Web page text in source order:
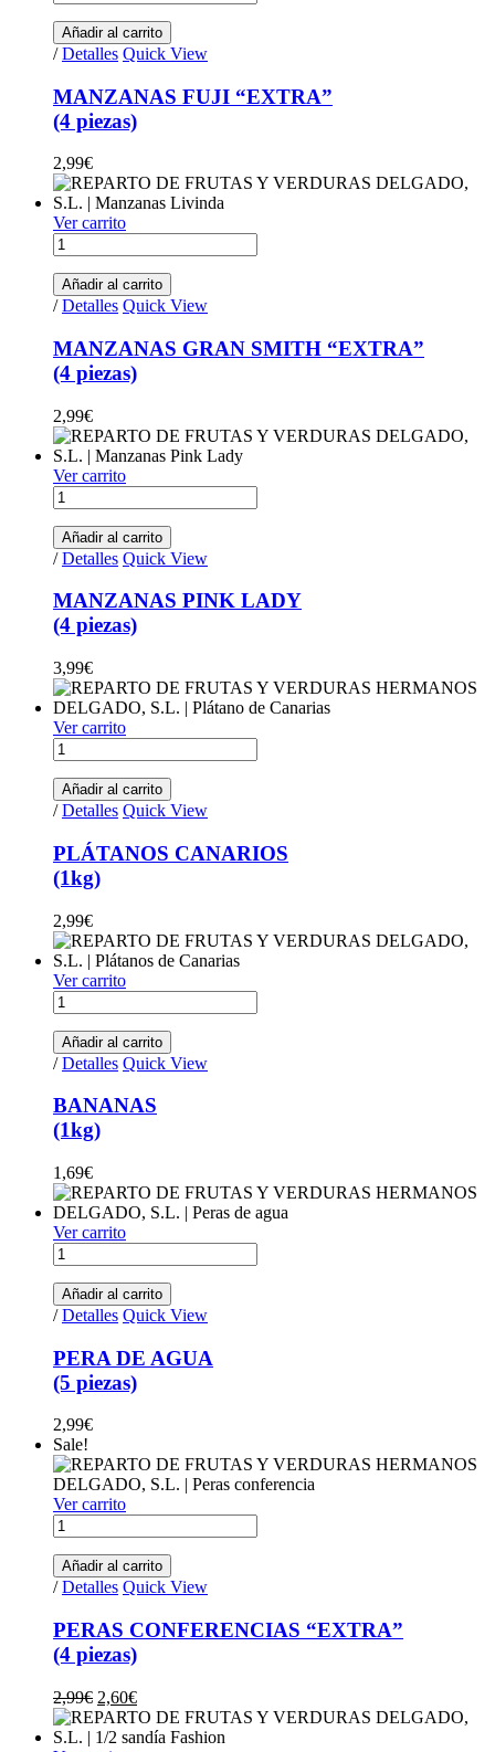
Añadir al carrito
/ Detalles Quick View
MANZANAS FUJI “EXTRA”
(4 piezas)
2,99€
Ver carrito
MANZANAS GRAN SMITH "EXTRA"(4 piezas) quantity
Añadir al carrito
/ Detalles Quick View
MANZANAS GRAN SMITH “EXTRA”
(4 piezas)
2,99€
Ver carrito
MANZANAS PINK LADY(4 piezas) quantity
Añadir al carrito
/ Detalles Quick View
MANZANAS PINK LADY
(4 piezas)
3,99€
Ver carrito
PLÁTANOS CANARIOS(1kg) quantity
Añadir al carrito
/ Detalles Quick View
PLÁTANOS CANARIOS
(1kg)
2,99€
Ver carrito
BANANAS(1kg) quantity
Añadir al carrito
/ Detalles Quick View
BANANAS
(1kg)
1,69€
Ver carrito
PERA DE AGUA (5 piezas) quantity
Añadir al carrito
/ Detalles Quick View
PERA DE AGUA
(5 piezas)
2,99€
Sale!
Ver carrito
PERAS CONFERENCIAS "EXTRA"(4 piezas) quantity
Añadir al carrito
/ Detalles Quick View
PERAS CONFERENCIAS “EXTRA”
(4 piezas)
2,99€ Original price was: 2,99€.
2,60€Current price is: 2,60€.